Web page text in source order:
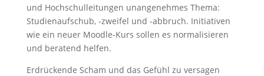
und Hochschulleitungen unangenehmes Thema:
Studienaufschub, -zweifel und -abbruch. Initiativen
wie ein neuer Moodle-Kurs sollen es normalisieren
und beratend helfen.
Erdrückende Scham und das Gefühl zu versagen